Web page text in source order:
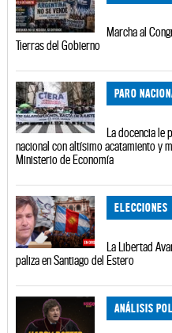
Marcha al
Tierras del Gobierno
PARO
La docencia le
nacional con altísimo acatamiento y
Ministerio de Economía
ELECCIONES
La Libertad
paliza en Santiago del Estero
ANÁLISIS